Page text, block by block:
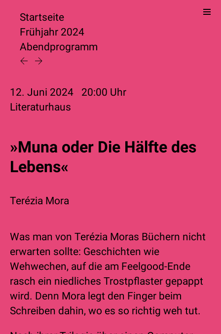
Startseite
Frühjahr 2024
Abendprogramm
12. Juni 2024 20:00 Uhr
Literaturhaus
»Muna oder Die Hälfte des
Lebens«
Terézia Mora
Was man von Terézia Moras Büchern nicht
erwarten sollte: Geschichten wie
Wehwechen, auf die am Feelgood-Ende
rasch ein niedliches Trostpflaster gepappt
wird. Denn Mora legt den Finger beim
Schreiben dahin, wo es so richtig weh tut.